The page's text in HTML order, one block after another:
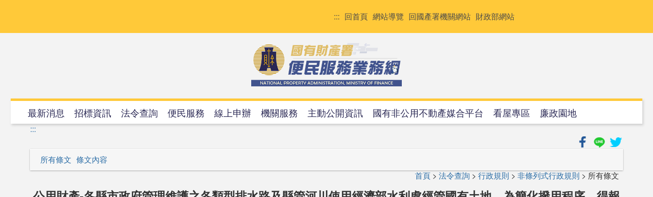
要
::: 回首頁 網站導覽 回國產署機關網站 財政部網站
最新消息 招標資訊 法令查詢 便民服務 線上申辦 機關服務 主動公開資訊 國有非公用不動產媒合平台 看屋專區 廉政園地
:::
所有條文 條文內容
首頁 > 法令查詢 > 行政規則 > 非條列式行政規則 > 所有條文